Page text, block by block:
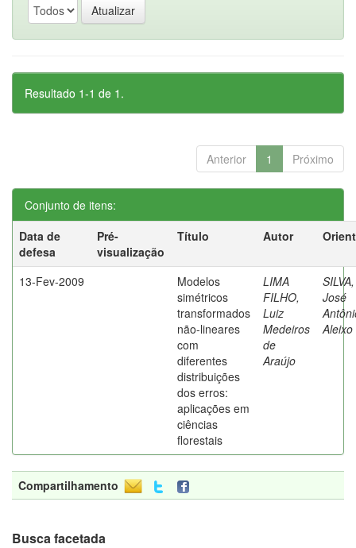
Resultado 1-1 de 1.
Anterior 1 Próximo
Conjunto de itens:
Data de
defesa
Pré-
visualização
Título Autor
13-Fev-2009
Modelos
simétricos
transformados
não-lineares
com
diferentes
distribuições
dos erros:
aplicações em
ciências
florestais
LIMA
FILHO,
Luiz
Medeiros
de
Araújo
SILVA,
José
Aleixo
Compartilhamento
Busca facetada